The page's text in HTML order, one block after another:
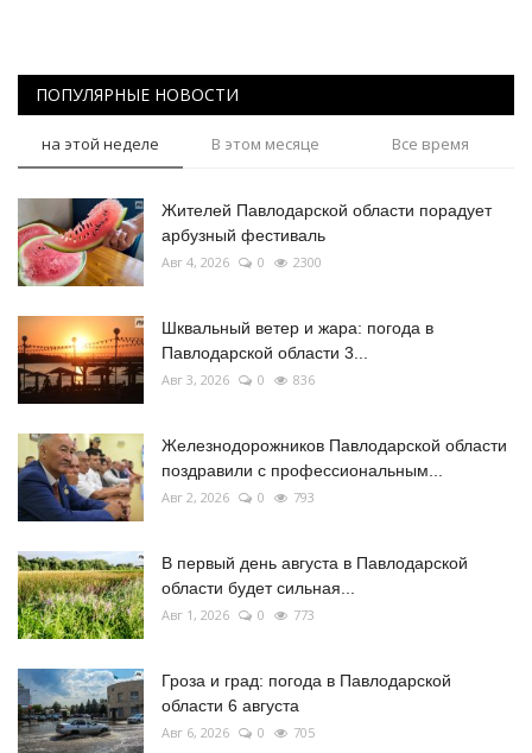
ПОПУЛЯРНЫЕ НОВОСТИ
на этой неделе В этом месяце Все время
Жителей Павлодарской области порадует
арбузный фестиваль
Авг 4, 2026 0 2300
Шквальный ветер и жара: погода в
Павлодарской области 3...
Авг 3, 2026 0 836
Железнодорожников Павлодарской области
поздравили с профессиональным...
Авг 2, 2026 0 793
В первый день августа в Павлодарской
области будет сильная...
Авг 1, 2026 0 773
Гроза и град: погода в Павлодарской
области 6 августа
Авг 6, 2026 0 705